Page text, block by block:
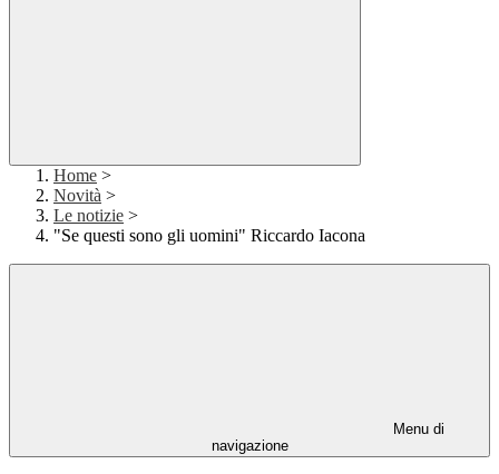
Home >
Novità >
Le notizie >
"Se questi sono gli uomini" Riccardo Iacona
Menu di
navigazione